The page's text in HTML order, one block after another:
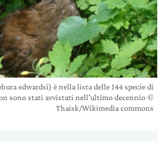
edwardsi) è nella lista delle 144 specie di
sono stati avvistati nell'ultimo decennio ©
Thaisk/Wikimedia commons